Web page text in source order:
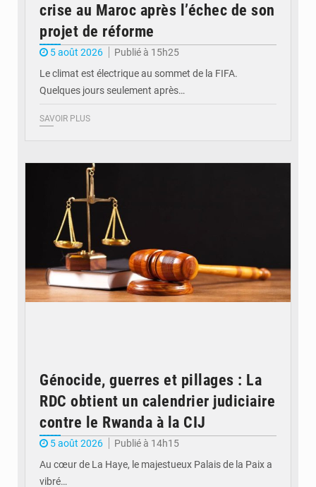
crise au Maroc après l’échec de son
projet de réforme
5 août 2026
Publié à 15h25
Le climat est électrique au sommet de la FIFA.
Quelques jours seulement après…
SAVOIR PLUS
Génocide, guerres et pillages : La
RDC obtient un calendrier judiciaire
contre le Rwanda à la CIJ
5 août 2026
Publié à 14h15
Au cœur de La Haye, le majestueux Palais de la Paix a
vibré…